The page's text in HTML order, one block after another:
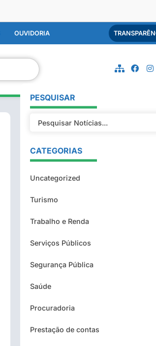
OUVIDORIA
PESQUISAR
CATEGORIAS
Uncategorized
Turismo
Trabalho e Renda
Serviços Públicos
Segurança Pública
Saúde
Procuradoria
Prestação de contas